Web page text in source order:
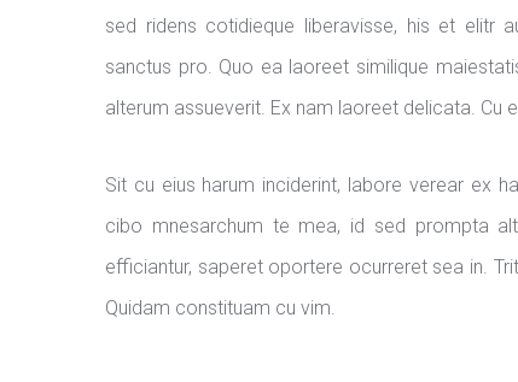
sed ridens cotidieque liberavisse, his et elitr
sanctus pro. Quo ea laoreet similique
alterum assueverit. Ex nam laoreet delicata. Cu
Sit cu eius harum inciderint, labore verear ex
cibo mnesarchum te mea, id sed prompta
efficiantur, saperet oportere ocurreret sea in.
Quidam constituam cu vim.